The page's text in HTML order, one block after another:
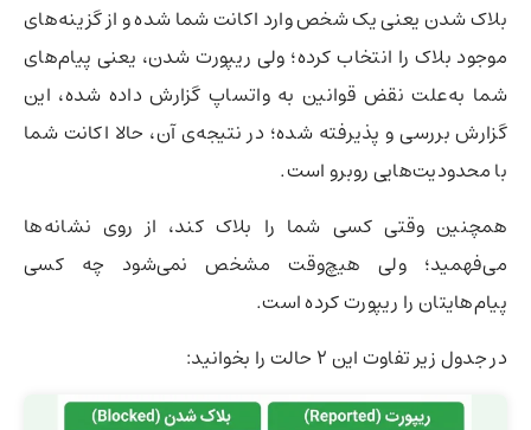
بلاک شدن یعنی یک شخص وارد اکانت شما شده و از گزینه‌های
موجود بلاک را انتخاب کرده؛ ولی ریپورت شدن، یعنی پیام‌های
شما به‌علت نقض قوانین به واتساپ گزارش داده شده، این
گزارش بررسی و پذیرفته شده؛ در نتیجه‌ی آن، حالا اکانت شما
با محدودیت‌هایی روبرو است.
همچنین وقتی کسی شما را بلاک کند، از روی نشانه‌ها
می‌فهمید؛ ولی هیچ‌وقت مشخص نمی‌شود چه کسی
پیام‌هایتان را ریپورت کرده است.
در جدول زیر تفاوت این ۲ حالت را بخوانید: